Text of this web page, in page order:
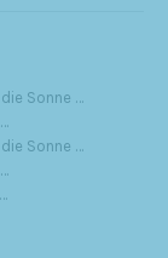
Sonne …
Sonne …